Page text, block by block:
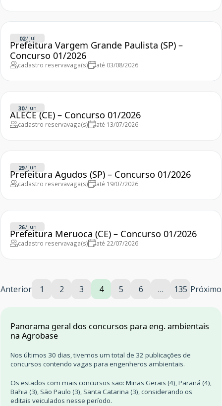
02/ jul
Prefeitura Vargem Grande Paulista (SP) –
Concurso 01/2026
cadastro reservavaga(s) até 03/08/2026
30/ jun
ALECE (CE) – Concurso 01/2026
cadastro reservavaga(s) até 13/07/2026
29/ jun
Prefeitura Agudos (SP) – Concurso 01/2026
cadastro reservavaga(s) até 19/07/2026
26/ jun
Prefeitura Meruoca (CE) – Concurso 01/2026
cadastro reservavaga(s) até 22/07/2026
Anterior 1 2 3 4 5 6 … 135 Próximo
Panorama geral dos concursos para eng. ambientais
na Agrobase
Nos últimos 30 dias, tivemos um total de 32 publicações de
concursos contendo vagas para engenheros ambientais.
Os estados com mais concursos são: Minas Gerais (4), Paraná (4),
Bahia (3), São Paulo (3), Santa Catarina (3), considerando os
editais veiculados nesse período.